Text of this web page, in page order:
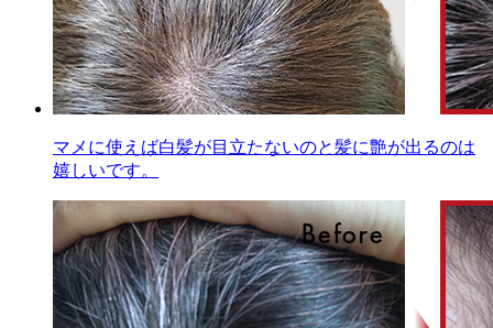
マメに使えば白髪が目立たないのと髪に艶が出るのは
嬉しいです。